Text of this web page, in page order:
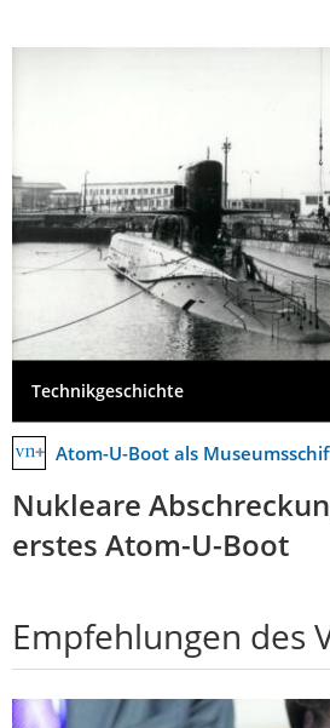
Technikgeschichte
Atom-U-Boot als
Nukleare
erstes Atom-U-Boot
Empfehlungen des